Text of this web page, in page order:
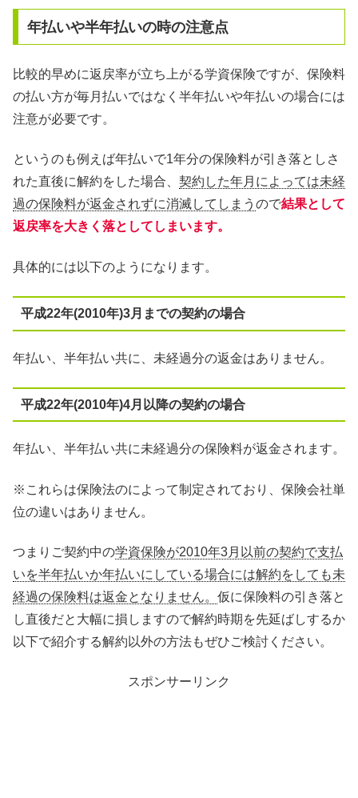
年払いや半年払いの時の注意点
比較的早めに返戻率が立ち上がる学資保険ですが、保険料
の払い方が毎月払いではなく半年払いや年払いの場合には
注意が必要です。
というのも例えば年払いで1年分の保険料が引き落としさ
れた直後に解約をした場合、 契約した年月によっては未経
過の保険料が返金されずに消滅してしまう ので結果として
返戻率を大きく落としてしまいます。
具体的には以下のようになります。
平成22年(2010年)3月までの契約の場合
年払い、半年払い共に、未経過分の返金はありません。
平成22年(2010年)4月以降の契約の場合
年払い、半年払い共に未経過分の保険料が返金されます。
※これらは保険法のによって制定されており、保険会社単
位の違いはありません。
つまりご契約中の学資保険が2010年3月以前の契約で支払
いを半年払いか年払いにしている場合には解約をしても未
経過の保険料は返金となりません。 仮に保険料の引き落と
し直後だと大幅に損しますので解約時期を先延ばしするか
以下で紹介する解約以外の方法もぜひご検討ください。
スポンサーリンク